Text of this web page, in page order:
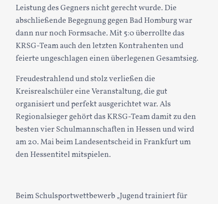
Leistung des Gegners nicht gerecht wurde. Die
abschließende Begegnung gegen Bad Homburg war
dann nur noch Formsache. Mit 5:0 überrollte das
KRSG-Team auch den letzten Kontrahenten und
feierte ungeschlagen einen überlegenen Gesamtsieg.
Freudestrahlend und stolz verließen die
Kreisrealschüler eine Veranstaltung, die gut
organisiert und perfekt ausgerichtet war. Als
Regionalsieger gehört das KRSG-Team damit zu den
besten vier Schulmannschaften in Hessen und wird
am 20. Mai beim Landesentscheid in Frankfurt um
den Hessentitel mitspielen.
Beim Schulsportwettbewerb „Jugend trainiert für